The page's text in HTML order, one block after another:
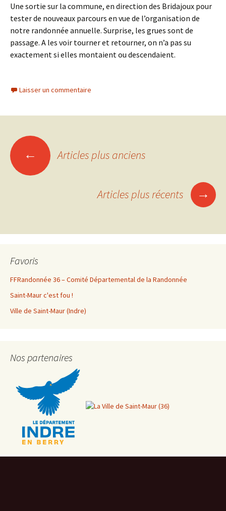
Une sortie sur la commune, en direction des Bridajoux pour
tester de nouveaux parcours en vue de l’organisation de
notre randonnée annuelle. Surprise, les grues sont de
passage. A les voir tourner et retourner, on n’a pas su
exactement si elles montaient ou descendaient.
Laisser un commentaire
Navigation
des
← Articles plus anciens
Articles plus récents →
Favoris
FFRandonnée 36 – Comité Départemental de la Randonnée
Saint-Maur c'est fou !
Ville de Saint-Maur (Indre)
Nos partenaires